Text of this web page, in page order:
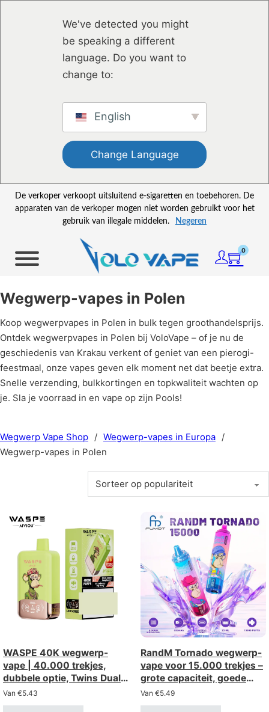
We've detected you might
be speaking a different
language. Do you want to
change to:
English
Change Language
De verkoper verkoopt uitsluitend e-sigaretten en toebehoren. De
apparaten van de verkoper mogen niet worden gebruikt voor het
gebruik van illegale middelen.
Negeren
0
Wegwerp-vapes in Polen
Koop wegwerpvapes in Polen in bulk tegen groothandelsprijs.
Ontdek wegwerpvapes in Polen bij VoloVape – of je nu de
geschiedenis van Krakau verkent of geniet van een pierogi-
feestmaal, onze vapes geven elk moment net dat beetje extra.
Snelle verzending, bulkkortingen en topkwaliteit wachten op
je. Sla je voorraad in en vape op zijn Pools!
Wegwerp Vape Shop / Wegwerp-vapes in Europa /
Wegwerp-vapes in Polen
WASPE 40K wegwerp-
vape | 40.000 trekjes,
dubbele optie, Twins Dual
Mesh
Van €5.43
RandM Tornado wegwerp-
vape voor 15.000 trekjes –
grote capaciteit, goede
keuze,
groothandelskorting
Van €5.49